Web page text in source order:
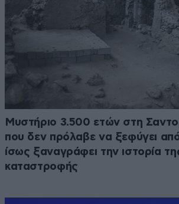
Μυστήριο 3.500 ετών στη
που δεν πρόλαβε να ξεφύγει
ίσως ξαναγράφει την ιστορία
καταστροφής